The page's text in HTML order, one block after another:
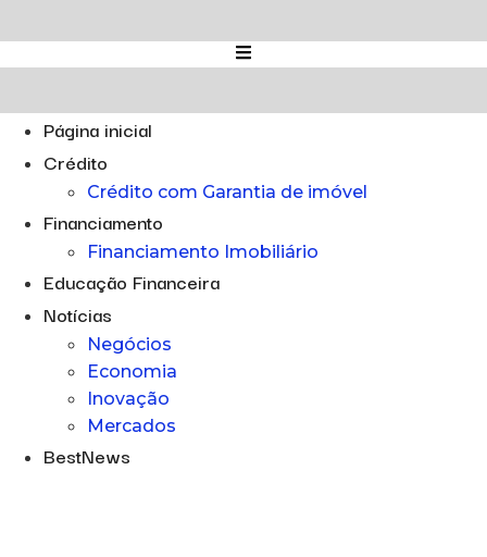
para
o
Página inicial
Crédito
Crédito com Garantia de imóvel
Financiamento
Financiamento Imobiliário
Educação Financeira
Notícias
Negócios
Economia
Inovação
Mercados
BestNews